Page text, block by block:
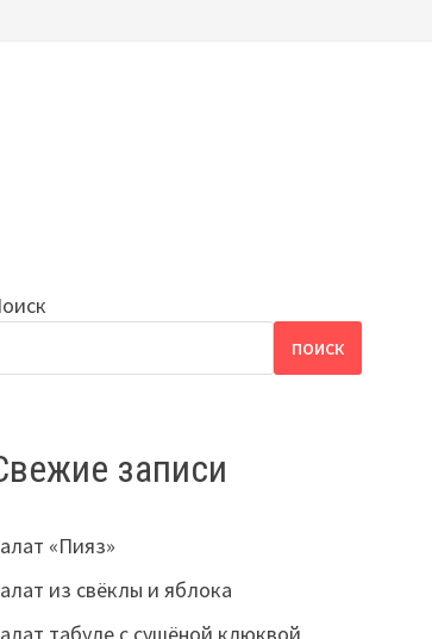
ПОИСК
записи
«Пияз»
из свёклы и яблока
табуле с сушёной клюквой